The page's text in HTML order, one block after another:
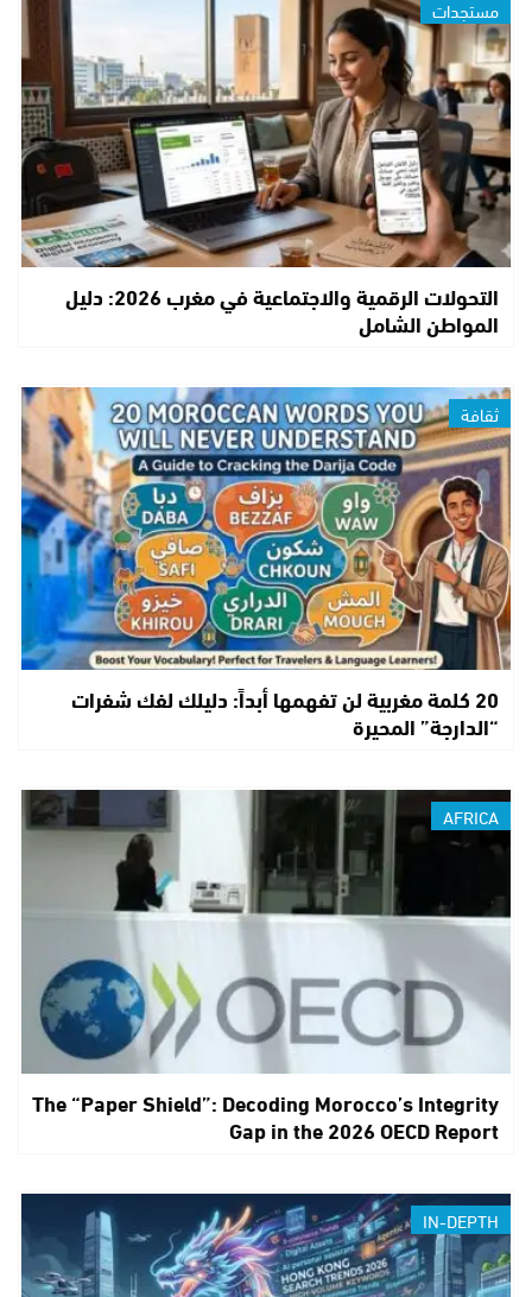
مستجدات
التحولات الرقمية والاجتماعية في مغرب 2026: دليل
المواطن الشامل
ثقافة
20 كلمة مغربية لن تفهمها أبداً: دليلك لفك شفرات
“الدارجة” المحيرة
AFRICA
The “Paper Shield”: Decoding Morocco’s Integrity
Gap in the 2026 OECD Report
IN-DEPTH